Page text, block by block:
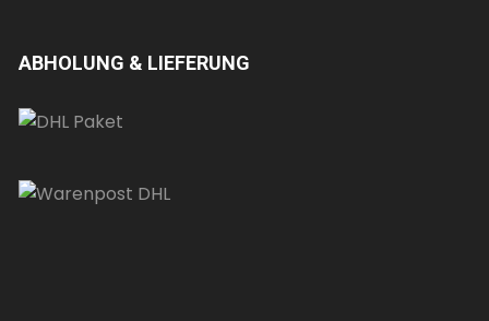
ABHOLUNG & LIEFERUNG